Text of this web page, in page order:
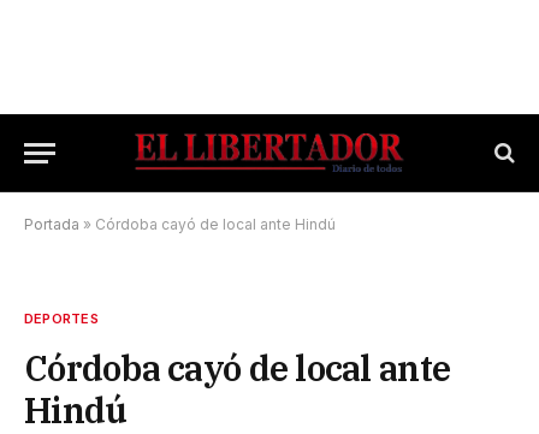
Portada » Córdoba cayó de local ante Hindú
DEPORTES
Córdoba cayó de local ante
Hindú